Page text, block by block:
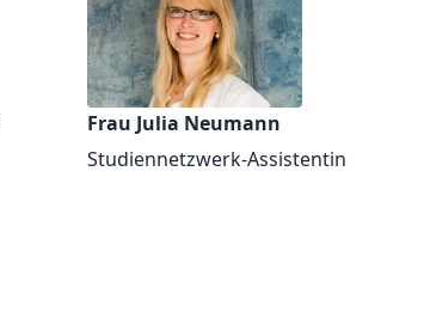
Frau Julia Neumann
Studiennetzwerk-Assistentin